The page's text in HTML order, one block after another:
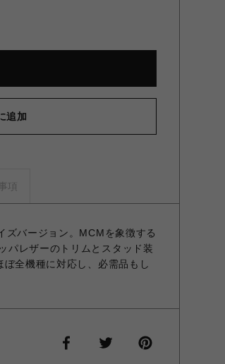
追加
項
ズバージョン。MCMを象徴する
パレザーのトリムとスタッド装
全機種に対応し、必需品もし